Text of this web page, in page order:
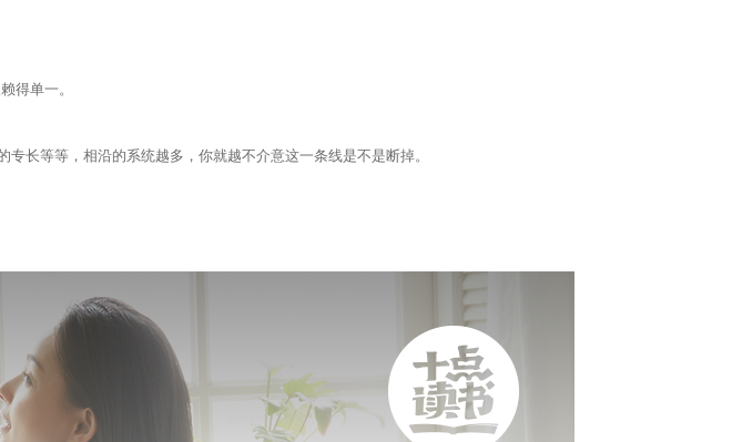
得单一。
长等等，相沿的系统越多，你就越不介意这一条线是不是断掉。